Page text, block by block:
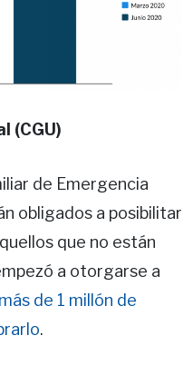
(CGU)
de Emergencia
obligados a posibilitar
que no están
a otorgarse a
de 1 millón de
.